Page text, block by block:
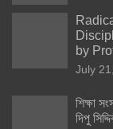
by
July
শিক্ষা
দিপু